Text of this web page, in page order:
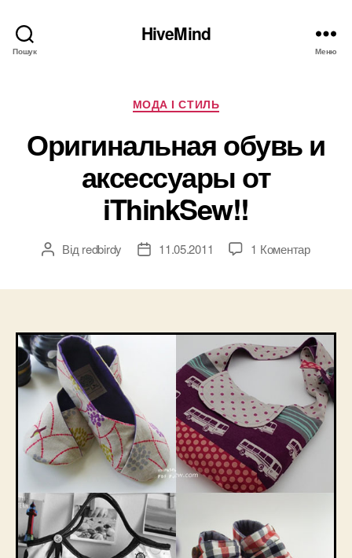
Пошук
HiveMind
Меню
Категорії
МОДА І СТИЛЬ
Оригинальная обувь и
аксессуары от
iThinkSew!!
Автор
Від redbirdy
Дата11.05.2011 1 Коментардо
от